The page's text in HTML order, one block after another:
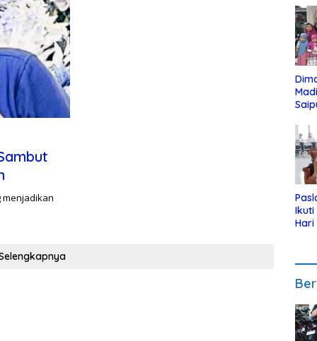
menjadikan
Ikuti
Hari